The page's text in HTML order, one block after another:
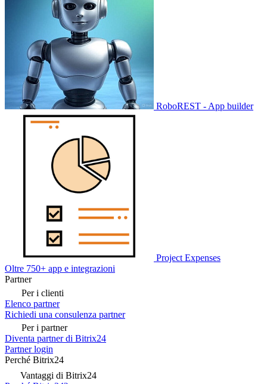
RoboREST - App builder
Project Expenses
Oltre 750+ app e integrazioni
Partner
Per i clienti
Elenco partner
Richiedi una consulenza partner
Per i partner
Diventa partner di Bitrix24
Partner login
Perché Bitrix24
Vantaggi di Bitrix24